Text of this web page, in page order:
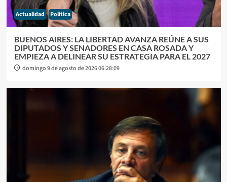
Actualidad Politica
BUENOS AIRES: LA LIBERTAD AVANZA REÚNE A SUS
DIPUTADOS Y SENADORES EN CASA ROSADA Y
EMPIEZA A DELINEAR SU ESTRATEGIA PARA EL 2027
domingo 9 de agosto de 2026 06:28:09